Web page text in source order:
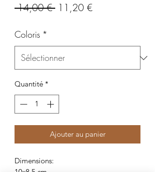
14,00 € Prix
11,20 €Prix
Coloris *
Quantité *
Ajouter au panier
Dimensions: